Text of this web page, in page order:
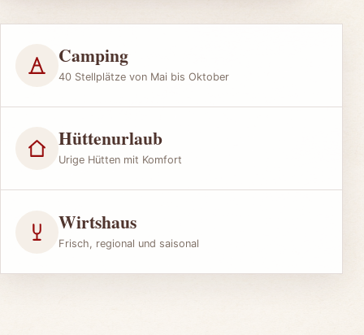
Camping
40 Stellplätze von Mai bis Oktober
Hüttenurlaub
Urige Hütten mit Komfort
Wirtshaus
Frisch, regional und saisonal